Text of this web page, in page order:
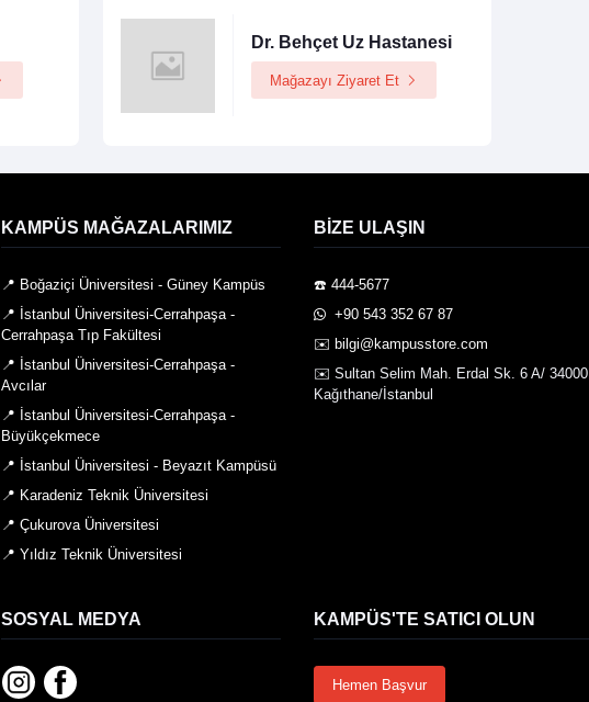
Dr. Behçet Uz Hastanesi
Mağazayı Ziyaret Et
KAMPÜS MAĞAZALARIMIZ
📍 Boğaziçi Üniversitesi - Güney Kampüs
📍 İstanbul Üniversitesi-Cerrahpaşa -
Cerrahpaşa Tıp Fakültesi
📍 İstanbul Üniversitesi-Cerrahpaşa -
Avcılar
📍 İstanbul Üniversitesi-Cerrahpaşa -
Büyükçekmece
📍 İstanbul Üniversitesi - Beyazıt Kampüsü
📍 Karadeniz Teknik Üniversitesi
📍 Çukurova Üniversitesi
📍 Yıldız Teknik Üniversitesi
BIZE ULAŞIN
☎️ 444-5677
️ +90 543 352 67 87
✉️ bilgi@kampusstore.com
✉️ Sultan Selim Mah. Erdal Sk. 6 A/ 34000
Kağıthane/İstanbul
SOSYAL MEDYA KAMPÜS'TE SATICI OLUN
Hemen Başvur